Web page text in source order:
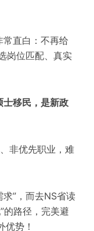
直白：不再给
岗位匹配、真实
士移民，是新政
非优先职业，难
”，而去NS省读
的路径，完美避
优势！